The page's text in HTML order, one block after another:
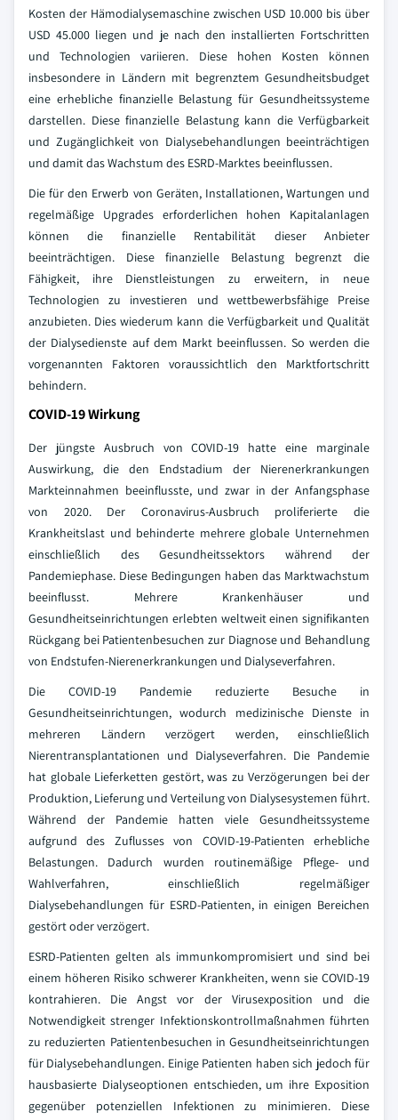
Kosten der Hämodialysemaschine zwischen USD 10.000 bis über
USD 45.000 liegen und je nach den installierten Fortschritten
und Technologien variieren. Diese hohen Kosten können
insbesondere in Ländern mit begrenztem Gesundheitsbudget
eine erhebliche finanzielle Belastung für Gesundheitssysteme
darstellen. Diese finanzielle Belastung kann die Verfügbarkeit
und Zugänglichkeit von Dialysebehandlungen beeinträchtigen
und damit das Wachstum des ESRD-Marktes beeinflussen.
Die für den Erwerb von Geräten, Installationen, Wartungen und
regelmäßige Upgrades erforderlichen hohen Kapitalanlagen
können die finanzielle Rentabilität dieser Anbieter
beeinträchtigen. Diese finanzielle Belastung begrenzt die
Fähigkeit, ihre Dienstleistungen zu erweitern, in neue
Technologien zu investieren und wettbewerbsfähige Preise
anzubieten. Dies wiederum kann die Verfügbarkeit und Qualität
der Dialysedienste auf dem Markt beeinflussen. So werden die
vorgenannten Faktoren voraussichtlich den Marktfortschritt
behindern.
COVID-19 Wirkung
Der jüngste Ausbruch von COVID-19 hatte eine marginale
Auswirkung, die den Endstadium der Nierenerkrankungen
Markteinnahmen beeinflusste, und zwar in der Anfangsphase
von 2020. Der Coronavirus-Ausbruch proliferierte die
Krankheitslast und behinderte mehrere globale Unternehmen
einschließlich des Gesundheitssektors während der
Pandemiephase. Diese Bedingungen haben das Marktwachstum
beeinflusst. Mehrere Krankenhäuser und
Gesundheitseinrichtungen erlebten weltweit einen signifikanten
Rückgang bei Patientenbesuchen zur Diagnose und Behandlung
von Endstufen-Nierenerkrankungen und Dialyseverfahren.
Die COVID-19 Pandemie reduzierte Besuche in
Gesundheitseinrichtungen, wodurch medizinische Dienste in
mehreren Ländern verzögert werden, einschließlich
Nierentransplantationen und Dialyseverfahren. Die Pandemie
hat globale Lieferketten gestört, was zu Verzögerungen bei der
Produktion, Lieferung und Verteilung von Dialysesystemen führt.
Während der Pandemie hatten viele Gesundheitssysteme
aufgrund des Zuflusses von COVID-19-Patienten erhebliche
Belastungen. Dadurch wurden routinemäßige Pflege- und
Wahlverfahren, einschließlich regelmäßiger
Dialysebehandlungen für ESRD-Patienten, in einigen Bereichen
gestört oder verzögert.
ESRD-Patienten gelten als immunkompromisiert und sind bei
einem höheren Risiko schwerer Krankheiten, wenn sie COVID-19
kontrahieren. Die Angst vor der Virusexposition und die
Notwendigkeit strenger Infektionskontrollmaßnahmen führten
zu reduzierten Patientenbesuchen in Gesundheitseinrichtungen
für Dialysebehandlungen. Einige Patienten haben sich jedoch für
hausbasierte Dialyseoptionen entschieden, um ihre Exposition
gegenüber potenziellen Infektionen zu minimieren. Diese